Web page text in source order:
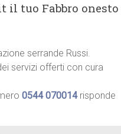
il tuo Fabbro onesto
serrande Russi.
servizi offerti con cura
0544 070014 risponde